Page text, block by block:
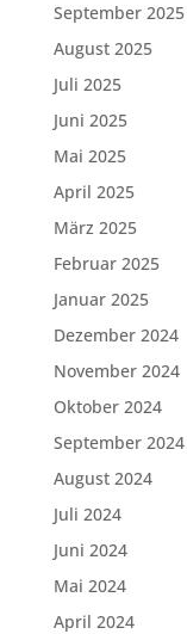
September 2025
August 2025
Juli 2025
Juni 2025
Mai 2025
April 2025
März 2025
Februar 2025
Januar 2025
Dezember 2024
November 2024
Oktober 2024
September 2024
August 2024
Juli 2024
Juni 2024
Mai 2024
April 2024